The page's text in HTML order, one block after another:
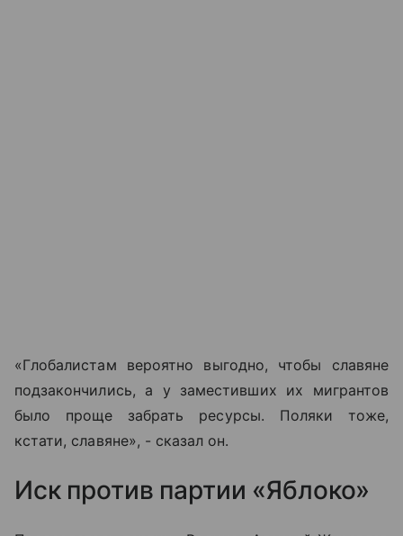
«Глобалистам вероятно выгодно, чтобы славяне
подзакончились, а у заместивших их мигрантов
было проще забрать ресурсы. Поляки тоже,
кстати, славяне», - сказал он.
Иск против партии «Яблоко»